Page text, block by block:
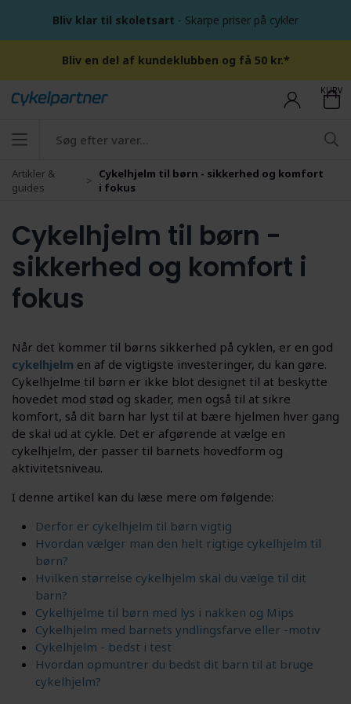
Bliv klar til skoletsart - Skarpe priser på cykler
Bliv en del af kundeklubben og få 50 kr.*
KURV
Artikler &
guides
Cykelhjelm til børn - sikkerhed og komfort
i fokus
Cykelhjelm til børn -
sikkerhed og komfort i
fokus
Når det kommer til børns sikkerhed på cyklen, er en god
cykelhjelm en af de vigtigste investeringer, du kan gøre.
Cykelhjelme til børn er ikke blot designet til at beskytte
hovedet mod stød og skader, men også til at sikre
komfort, så dit barn har lyst til at bære hjelmen hver gang
de skal ud at cykle. Det er afgørende at vælge en
cykelhjelm, der passer til barnets hovedform og
aktivitetsniveau.
I denne artikel kan du læse mere om følgende:
Derfor er cykelhjelm til børn vigtig
Hvordan vælger man den helt rigtige cykelhjelm til
børn?
Hvilken størrelse cykelhjelm skal du vælge til dit
barn?
Cykelhjelme til børn med lys i nakken og Mips
Cykelhjelm med barnets yndlingsfarve eller -motiv
Cykelhjelm - bedst i test
Hvordan opmuntrer du bedst dit barn til at bruge
cykelhjelm?